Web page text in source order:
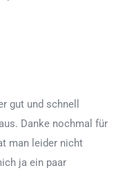
gut und schnell
Danke nochmal für
man leider nicht
ja ein paar